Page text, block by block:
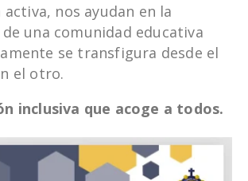
nos ayudan en la
una comunidad educativa
se transfigura desde el
el otro.
inclusiva que acoge a todos.